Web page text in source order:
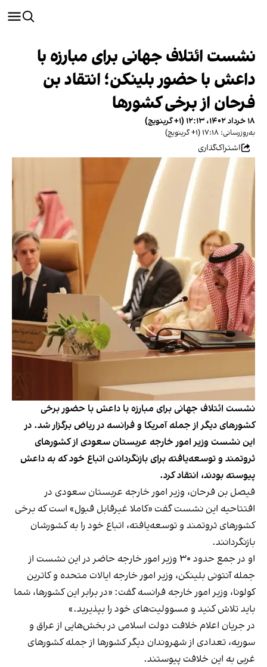
نشست ائتلاف جهانی برای مبارزه با
داعش با حضور بلینکن؛ انتقاد بن
فرحان از برخی کشورها
۱۸ خرداد ۱۴۰۲، ۱۲:۱۳ (‎+۱ گرینویچ)
به‌روزرسانی: ۱۷:۱۸ (‎+۱ گرینویچ)
اشتراک‌گذاری
نشست ائتلاف جهانی برای مبارزه با داعش با حضور برخی
کشورهای دیگر از جمله آمریکا و فرانسه در ریاض برگزار شد. در
این نشست وزیر امور خارجه عربستان سعودی از کشورهای
ثروتمند و توسعه‌یافته برای بازنگرداندن اتباع خود که به داعش
پیوسته بودند، انتقاد کرد.
فیصل بن فرحان، وزیر امور خارجه عربستان سعودی در
افتتاحیه این نشست گفت «کاملا غیرقابل قبول» است که برخی
کشورهای ثروتمند و توسعه‌یافته، اتباع خود را به کشورشان
بازنگردانند.
او در جمع حدود ۳۰ وزیر امور خارجه حاضر در این نشست از
جمله آنتونی بلینکن، وزیر امور خارجه ایالات متحده و کاترین
کولونا، وزیر امور خارجه فرانسه گفت: «در برابر این کشورها، شما
باید تلاش کنید و مسوولیت‌های خود را بپذیرید.»
در جریان اعلام خلافت دولت اسلامی در بخش‌هایی از عراق و
سوریه، تعدادی از شهروندان دیگر کشورها از جمله کشورهای
غربی به این خلافت پیوستند.